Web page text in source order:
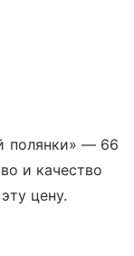
полянки» — 66
и качество
цену.